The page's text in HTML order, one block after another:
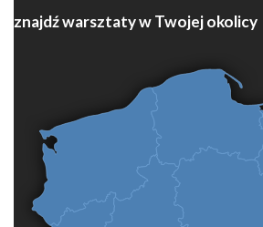
znajdź warsztaty w Twojej okolicy